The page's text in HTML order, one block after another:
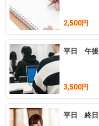
・セミナーやオンラインイベ
ご利用はアイデア次第！
◎レンタルスペース内容
①屋内レンタルスペース→
※ミニキッチン、トイレ（2
舎と共有になります）
②屋外スペース→ 芝生のコン
トル
2,500円
平日 午
3,500円
平日 終